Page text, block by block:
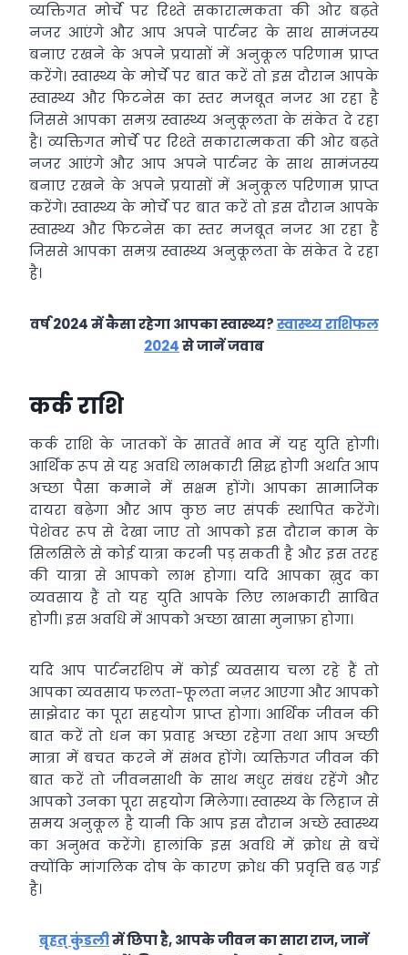
व्यक्तिगत मोर्चे पर रिश्ते सकारात्मकता की ओर बढ़ते
नजर आएंगे और आप अपने पार्टनर के साथ सामंजस्य
बनाए रखने के अपने प्रयासों में अनुकूल परिणाम प्राप्त
करेंगे। स्वास्थ्य के मोर्चे पर बात करें तो इस दौरान आपके
स्वास्थ्य और फिटनेस का स्तर मजबूत नजर आ रहा है
जिससे आपका समग्र स्वास्थ्य अनुकूलता के संकेत दे रहा
है। व्यक्तिगत मोर्चे पर रिश्ते सकारात्मकता की ओर बढ़ते
नजर आएंगे और आप अपने पार्टनर के साथ सामंजस्य
बनाए रखने के अपने प्रयासों में अनुकूल परिणाम प्राप्त
करेंगे। स्वास्थ्य के मोर्चे पर बात करें तो इस दौरान आपके
स्वास्थ्य और फिटनेस का स्तर मजबूत नजर आ रहा है
जिससे आपका समग्र स्वास्थ्य अनुकूलता के संकेत दे रहा
है।
वर्ष 2024 में कैसा रहेगा आपका स्वास्थ्य?स्वास्थ्य राशिफल
2024से जानें जवाब
कर्क राशि
कर्क राशि के जातकों के सातवें भाव में यह युति होगी।
आर्थिक रूप से यह अवधि लाभकारी सिद्ध होगी अर्थात आप
अच्छा पैसा कमाने में सक्षम होंगे। आपका सामाजिक
दायरा बढ़ेगा और आप कुछ नए संपर्क स्थापित करेंगे।
पेशेवर रूप से देखा जाए तो आपको इस दौरान काम के
सिलसिले से कोई यात्रा करनी पड़ सकती है और इस तरह
की यात्रा से आपको लाभ होगा। यदि आपका ख़ुद का
व्यवसाय हैं तो यह युति आपके लिए लाभकारी साबित
होगी। इस अवधि में आपको अच्छा खासा मुनाफ़ा होगा।
यदि आप पार्टनरशिप में कोई व्यवसाय चला रहे हैं तो
आपका व्यवसाय फलता-फूलता नज़र आएगा और आपको
साझेदार का पूरा सहयोग प्राप्त होगा। आर्थिक जीवन की
बात करें तो धन का प्रवाह अच्छा रहेगा तथा आप अच्छी
मात्रा में बचत करने में संभव होंगे। व्यक्तिगत जीवन की
बात करें तो जीवनसाथी के साथ मधुर संबंध रहेंगे और
आपको उनका पूरा सहयोग मिलेगा। स्वास्थ्य के लिहाज से
समय अनुकूल है यानी कि आप इस दौरान अच्छे स्वास्थ्य
का अनुभव करेंगे। हालांकि इस अवधि में क्रोध से बचें
क्योंकि मांगलिक दोष के कारण क्रोध की प्रवृत्ति बढ़ गई
है।
बृहत् कुंडलीमें छिपा है, आपके जीवन का सारा राज, जानें